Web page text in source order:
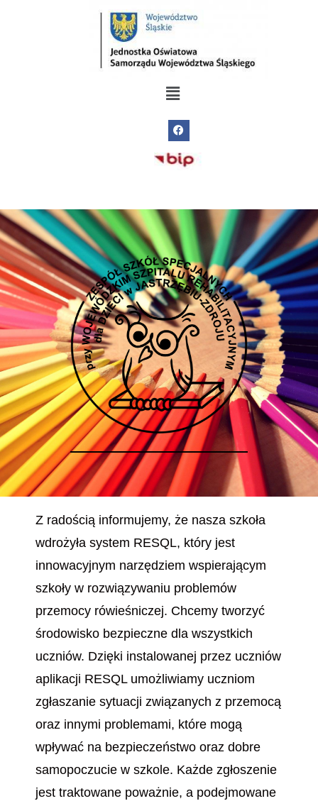
Z radością informujemy, że nasza szkoła
wdrożyła system RESQL, który jest
innowacyjnym narzędziem wspierającym
szkoły w rozwiązywaniu problemów
przemocy rówieśniczej. Chcemy tworzyć
środowisko bezpieczne dla wszystkich
uczniów. Dzięki instalowanej przez uczniów
aplikacji RESQL umożliwiamy uczniom
zgłaszanie sytuacji związanych z przemocą
oraz innymi problemami, które mogą
wpływać na bezpieczeństwo oraz dobre
samopoczucie w szkole. Każde zgłoszenie
jest traktowane poważnie, a podejmowane